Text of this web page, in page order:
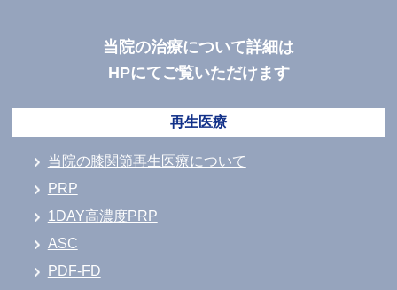
当院の治療について詳細は
HPにてご覧いただけます
再生医療
当院の膝関節再生医療について
PRP
1DAY高濃度PRP
ASC
PDF-FD